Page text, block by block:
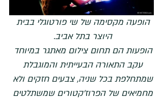
הופעה מקסימה של שי פורטוגלי בבית
היוצר בתל אביב.
הופעות הם תחום צילום מאתגר במיוחד
עקב התאורה הבעייתית והמוגבלת
שמתחלפת בכל שניה, צבעים חזקים ולא
מחמיאים של הפרוז'קטורים שמשתלטים